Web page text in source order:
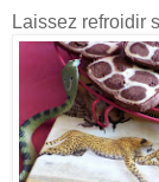
Laissez refroidir